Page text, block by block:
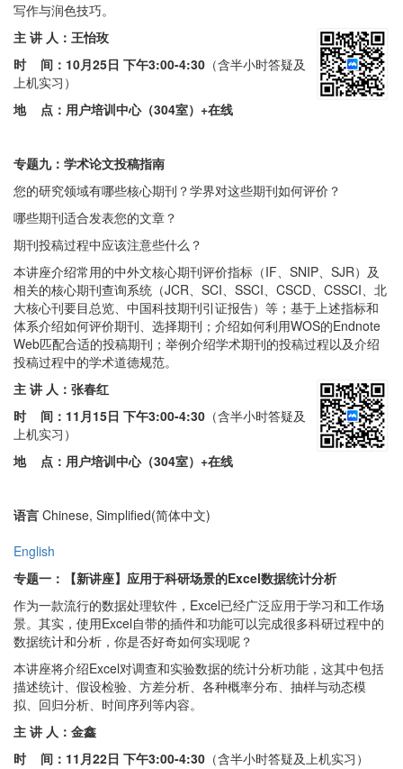
写作与润色技巧。
主 讲 人：王怡玫
时 间： 10月25日 下午3:00-4:30 （含半小时答疑及
上机实习）
地 点：用户培训中心（304室） +在线
专题九：学术论文投稿指南
您的研究领域有哪些核心期刊？学界对这些期刊如何评价？
哪些期刊适合发表您的文章？
期刊投稿过程中应该注意些什么？
本讲座介绍常用的中外文核心期刊评价指标（IF、SNIP、SJR）及
相关的核心期刊查询系统（JCR、SCI、SSCI、CSCD、CSSCI、北
大核心刊要目总览、中国科技期刊引证报告）等；基于上述指标和
体系介绍如何评价期刊、选择期刊；介绍如何利用WOS的Endnote
Web匹配合适的投稿期刊；举例介绍学术期刊的投稿过程以及介绍
投稿过程中的学术道德规范。
主 讲 人：张春红
时 间： 11月15日 下午3:00-4:30 （含半小时答疑及
上机实习）
地 点：用户培训中心（304室） +在线
语言 Chinese, Simplified(简体中文)
English
专题一：
【新讲座】 应用于科研场景的Excel数据统计分析
作为一款流行的数据处理软件，Excel已经广泛应用于学习和工作场
景。其实，使用Excel自带的插件和功能可以完成很多科研过程中的
数据统计和分析，你是否好奇如何实现呢？
本讲座将介绍Excel对调查和实验数据的统计分析功能，这其中包括
描述统计、假设检验、方差分析、各种概率分布、抽样与动态模
拟、回归分析、时间序列等内容。
主 讲 人： 金鑫
时 间： 11月22日 下午3:00-4:30 （含半小时答疑及上机实习）